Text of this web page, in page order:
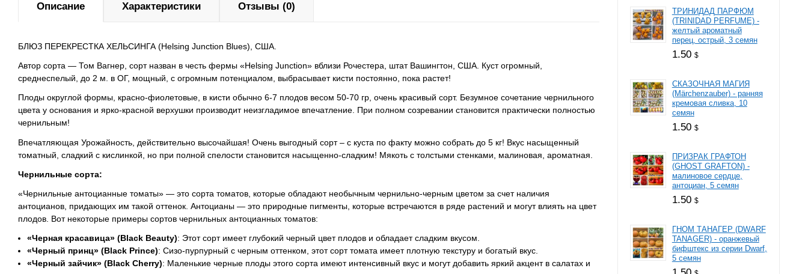
Описание
БЛЮЗ ПЕРЕКРЕСТКА ХЕЛЬСИНГА (Helsing Junction Blues), США.
Автор сорта — Том Вагнер, сорт назван в честь фермы «Helsing Junction» вблизи Рочестера, штат Вашингтон, США. Куст огромный,
среднеспелый, до 2 м. в ОГ, мощный, с огромным потенциалом, выбрасывает кисти постоянно, пока растет!
Плоды округлой формы, красно-фиолетовые, в кисти обычно 6-7 плодов весом 50-70 гр, очень красивый сорт. Безумное сочетание чернильного
цвета у основания и ярко-красной верхушки производит неизгладимое впечатление. При полном созревании становится практически полностью
чернильным!
Впечатляющая Урожайность, действительно высочайшая! Очень выгодный сорт – с куста по факту можно собрать до 5 кг! Вкус насыщенный
томатный, сладкий с кислинкой, но при полной спелости становится насыщенно-сладким! Мякоть с толстыми стенками, малиновая, ароматная.
Чернильные сорта:
«Чернильные антоцианные томаты» — это сорта томатов, которые обладают необычным чернильно-черным цветом за счет наличия
антоцианов, придающих им такой оттенок. Антоцианы — это природные пигменты, которые встречаются в ряде растений и могут влиять на цвет
плодов. Вот некоторые примеры сортов чернильных антоцианных томатов:
«Черная красавица» (Black Beauty): Этот сорт имеет глубокий черный цвет плодов и обладает сладким вкусом.
«Черный принц» (Black Prince): Сизо-пурпурный с черным оттенком, этот сорт томата имеет плотную текстуру и богатый вкус.
«Черный зайчик» (Black Cherry): Маленькие черные плоды этого сорта имеют интенсивный вкус и могут добавить яркий акцент в салатах и
Характеристики Отзывы (0)
ТРИНИДАД ПАРФЮМ
(TRINIDAD PERFUME) -
желтый ароматный
перец, острый, 3 семян
1.50 $
СКАЗОЧНАЯ МАГИЯ
(Märchenzauber) - ранняя
кремовая сливка, 10
семян
1.50 $
ПРИЗРАК ГРАФТОН
(GHOST GRAFTON) -
малиновое сердце,
антоциан, 5 семян
1.50 $
ГНОМ ТАНАГЕР (DWARF
TANAGER) - оранжевый
бифштекс из серии Dwarf,
5 семян